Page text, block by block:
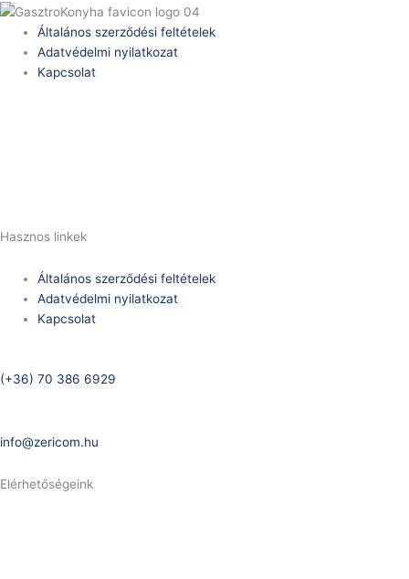
Általános szerződési feltételek
Adatvédelmi nyilatkozat
Kapcsolat
Hasznos linkek
Általános szerződési feltételek
Adatvédelmi nyilatkozat
Kapcsolat
(+36) 70 386 6929
info@zericom.hu
Elérhetőségeink